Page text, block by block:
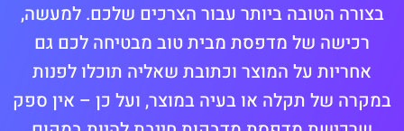
בצורה הטובה ביותר עבור הצרכים שלכם. למעשה,
רכישה של מדפסת מבית טוב מבטיחה לכם גם
אחריות על המוצר וכתובת שאליה תוכלו לפנות
במקרה של תקלה או בעיה במוצר, ועל כן – אין ספק